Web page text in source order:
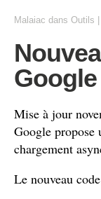
Malaiac dans Outils
Mise à jour
Google propose
chargement
Le nouveau